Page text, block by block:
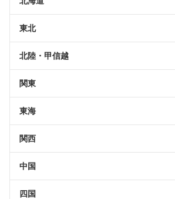
東北
北陸・甲信越
関東
東海
関西
中国
四国